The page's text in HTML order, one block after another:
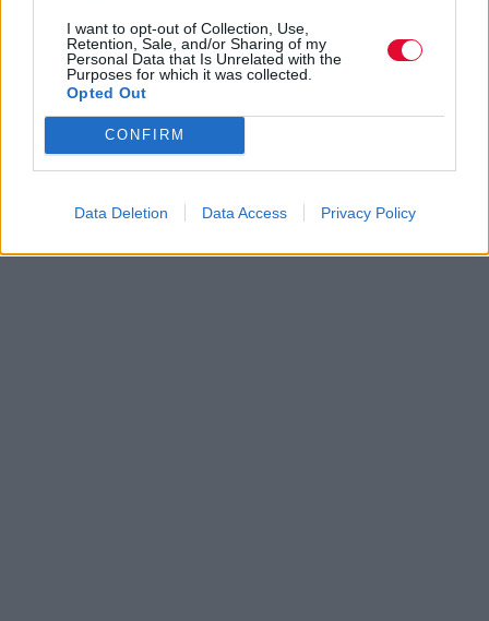
I want to opt-out of Collection, Use,
Retention, Sale, and/or Sharing of my
Personal Data that Is Unrelated with the
Purposes for which it was collected.
Opted Out
CONFIRM
Data Deletion Data Access Privacy Policy